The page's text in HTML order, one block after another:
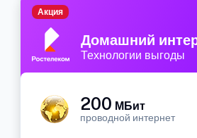
Домашний
Технологии выгоды
Акция
200 МБит
проводной интернет